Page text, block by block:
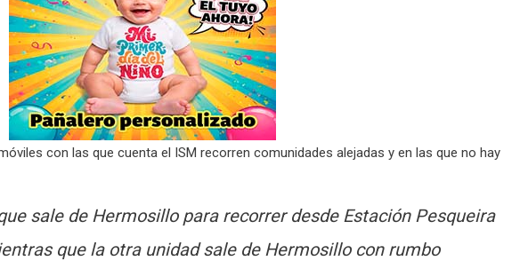
con las que cuenta el ISM recorren comunidades alejadas y en las que no hay
sale de Hermosillo para recorrer desde Estación Pesqueira
que la otra unidad sale de Hermosillo con rumbo